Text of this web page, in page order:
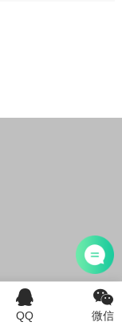
添加微信 登陆/注册
QQ 微信